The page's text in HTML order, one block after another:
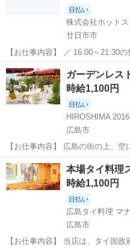
日払い
株式会社ホット
廿日市市
【お仕事内容】 ／ 16:00～21:30
です！ ＼ 週3日から勤務OKなので Wワークを考えている方や 講義終
わりに働きたい大学生さんにも◎ 接客経験がなくても大丈夫♪ 1週間の
O...
広島 廿日市市 ファミレス
ガーデンレス
時給1,100円
日払い
HIROSHIMA
広島市
【お仕事内容】 広島の街の上、
れて深呼吸できる 開放感あふれるガー
包まれた空間で味わうのは、 地元
こか懐かしい洋食と、 午後...
広島 広島市 ファミレス
本場タイ料理
時給1,100円
日払い
広島タイ料理 マ
広島市
【お仕事内容】 当店は、タイ国